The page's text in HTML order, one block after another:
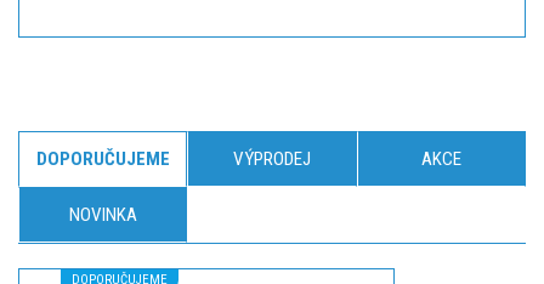
DOPORUČUJEME VÝPRODEJ AKCE
NOVINKA
DOPORUČUJEME